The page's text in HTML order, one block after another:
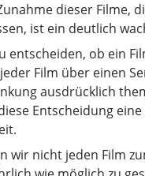
dieser Filme,
ist ein deutlich
entscheiden, ob ein
Film über einen
ausdrücklich
Entscheidung
wir nicht jeden Film